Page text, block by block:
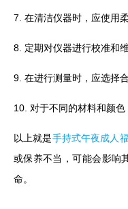
7. 在清洁仪器时，应使用
8. 定期对仪器进行校准和维护
9. 在进行测量时，应选择
10. 对于不同的材料和颜色
以上就是手持式午夜成人
或保养不当，可能会影响
命。